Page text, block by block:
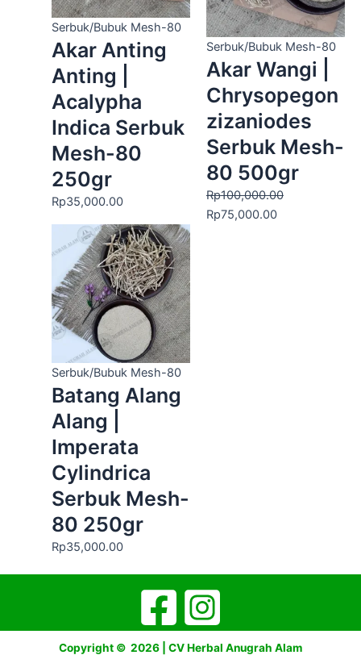
Serbuk/Bubuk Mesh-80
Akar Anting
Anting |
Acalypha
Indica Serbuk
Mesh-80
250gr
Rp35,000.00
Serbuk/Bubuk Mesh-80
Akar Wangi |
Chrysopegon
zizaniodes
Serbuk Mesh-
80 500gr
Rp100,000.00
Rp75,000.00
Serbuk/Bubuk Mesh-80
Batang Alang
Alang |
Imperata
Cylindrica
Serbuk Mesh-
80 250gr
Rp35,000.00
Copyright © 2026 | CV Herbal Anugrah Alam